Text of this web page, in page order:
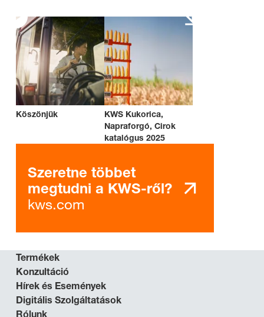
Köszönjük
KWS Kukorica,
Napraforgó, Cirok
katalógus 2025
Szeretne többet
megtudni a KWS-ről?
kws.com
Termékek
Konzultáció
Hírek és Események
Digitális Szolgáltatások
Rólunk